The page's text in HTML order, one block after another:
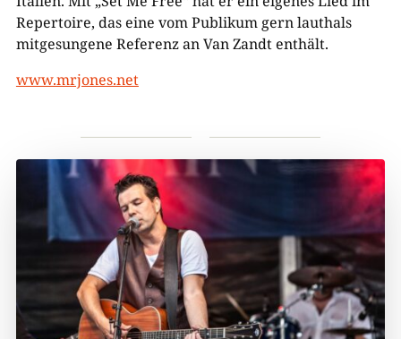
Repertoire, das eine vom Publikum gern lauthals
mitgesungene Referenz an Van Zandt enthält.
www.mrjones.net